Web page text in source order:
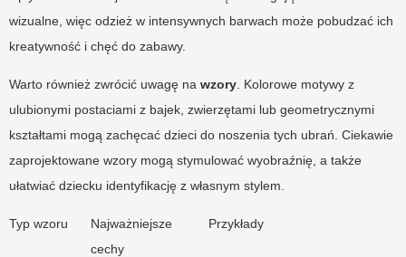
wizualne, więc odzież w intensywnych barwach może pobudzać ich
kreatywność i chęć do zabawy.
Warto również zwrócić uwagę na wzory . Kolorowe motywy z
ulubionymi postaciami z bajek, zwierzętami lub geometrycznymi
kształtami mogą zachęcać dzieci do noszenia tych ubrań. Ciekawie
zaprojektowane wzory mogą stymulować wyobraźnię, a także
ułatwiać dziecku identyfikację z własnym stylem.
Typ wzoru
Najważniejsze
cechy
Przykłady